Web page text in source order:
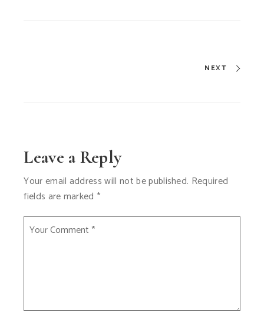
NEXT
Leave a Reply
Your email address will not be published. Required
fields are marked *